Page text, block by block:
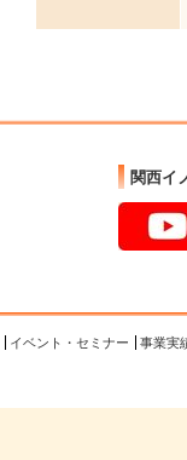
関西イ
イベント・セミナー 事業実